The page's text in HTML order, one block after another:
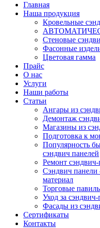
Главная
Наша продукция
Кровельные
Стеновые
Фасонные
Цветовая гамма
Прайс
О нас
Услуги
Наши работы
Статьи
Ангары из
Демонтаж
Магазины из
Подготовка к
Популярность
сэндвич панелей
Ремонт сэндвич-
Сэндвич
материал
Торговые
Уход за
Фасады из
Сертификаты
Контакты